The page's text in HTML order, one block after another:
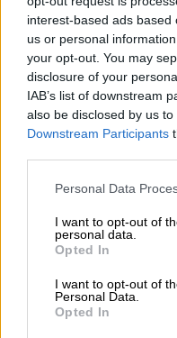
interest-based ads
us or personal
your opt-out. You may
disclosure of your
IAB’s list of downstream
also be disclosed by us
Downstream Participants
Please note that this
not limited to your visit or
grant or deny consent to
use your data for below
consent section.
Personal Data
I want to opt-out of
personal data.
Opted In
I want to opt-out of
Personal Data.
Opted In
όσους έχουν τα
βάση τα οποία
στους
στις κυβερνήσεις
τα δικά τους
αυτόν τον τρόπο
οι κοινές
ΣΥΡΙΖΑ και ΠΑΣΟΚ
αυτούς»
«για την
ανάρτηση Πολάκη
«Σε κάθε
πολιτικές